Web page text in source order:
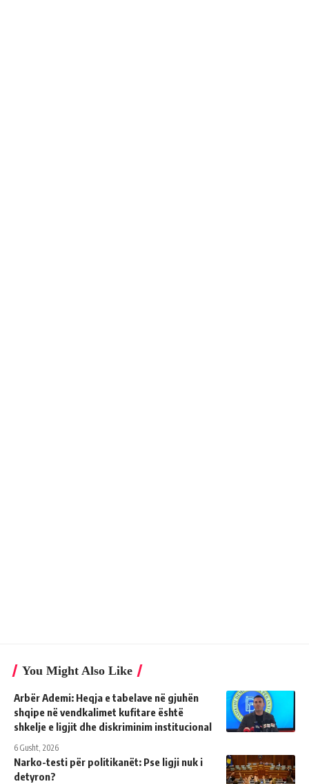
You Might Also Like
Arbër Ademi: Heqja e tabelave në gjuhën
shqipe në vendkalimet kufitare është
shkelje e ligjit dhe diskriminim institucional
6 Gusht, 2026
Narko-testi për politikanët: Pse ligji nuk i
detyron?